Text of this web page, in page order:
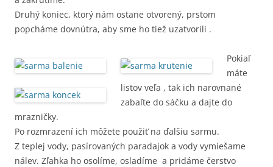
Druhý koniec, ktorý nám ostane otvorený, prstom
popcháme dovnútra, aby sme ho tiež uzatvorili .
Pokiaľ
máte
listov veľa , tak ich narovnané
zabaľte do sáčku a dajte do
mrazničky.
Po rozmrazení ich môžete použiť na ďalšiu sarmu.
Z teplej vody, pasírovaných paradajok a vody vymiešame
nálev. Zľahka ho osolíme, osladíme a pridáme čerstvo